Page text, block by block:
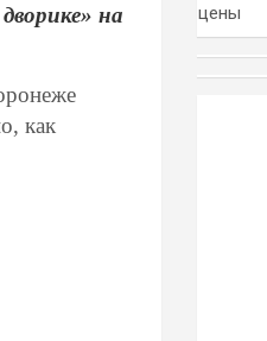
на
как
цены